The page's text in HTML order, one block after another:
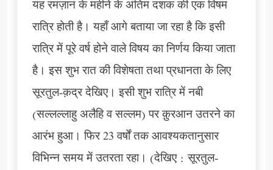
यह रमज़ान के महीने के अंतिम दशक की एक विषम
रात्रि होती है। यहाँ आगे बताया जा रहा है कि इसी
रात्रि में पूरे वर्ष होने वाले विषय का निर्णय किया जाता
है। इस शुभ रात की विशेषता तथा प्रधानता के लिए
सूरतुल-क़द्र देखिए। इसी शुभ रात्रि में नबी
(सल्लल्लाहु अलैहि व सल्लम) पर क़ुरआन उतरने का
आरंभ हुआ। फिर 23 वर्षों तक आवश्यकतानुसार
विभिन्न समय में उतरता रहा। (देखिए : सूरतुल-